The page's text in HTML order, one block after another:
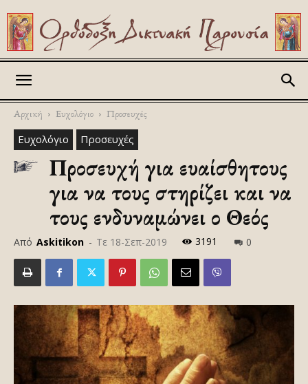
Αρχική Ευχολόγιο Προσευχές
Ευχολόγιο Προσευχές
Προσευχή για ευαίσθητους
για να τους στηρίζει και να
τους ενδυναμώνει ο Θεός
Από Askitikon - Τε 18-Σεπ-2019 3191 0